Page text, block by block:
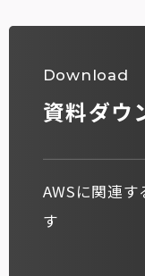
Download
資料ダウ
AWSに関連
す